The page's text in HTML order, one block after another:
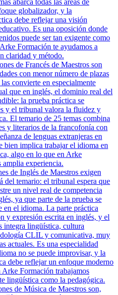
abarca todas las áreas de
globalizador, y la
debe reflejar una visión
Es una oposición donde
puede ser tan exigente como
Formación te ayudamos a
claridad y método.
de Francés de Maestros son
con menor número de plazas
convierte en especialmente
que en inglés, el dominio real del
la prueba práctica se
y el tribunal valora la fluidez y
El temario de 25 temas combina
y literarios de la francofonía con
de lenguas extranjeras en
bien implica trabajar el idioma en
algo en lo que en Arke
amplia experiencia.
de Inglés de Maestros exigen
del temario: el tribunal espera que
un nivel real de competencia
ya que parte de la prueba se
en el idioma. La parte práctica
y expresión escrita en inglés, y el
integra lingüística, cultura
CLIL y comunicativa, muy
actuales. Es una especialidad
no se puede improvisar, y la
debe reflejar un enfoque moderno
Formación trabajamos
lingüística como la pedagógica.
de Música de Maestros son,